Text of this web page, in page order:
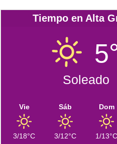
Tiempo en Alta
Soleado
Vie
3/18°C
Sáb
3/12°C
Dom
1/13°C